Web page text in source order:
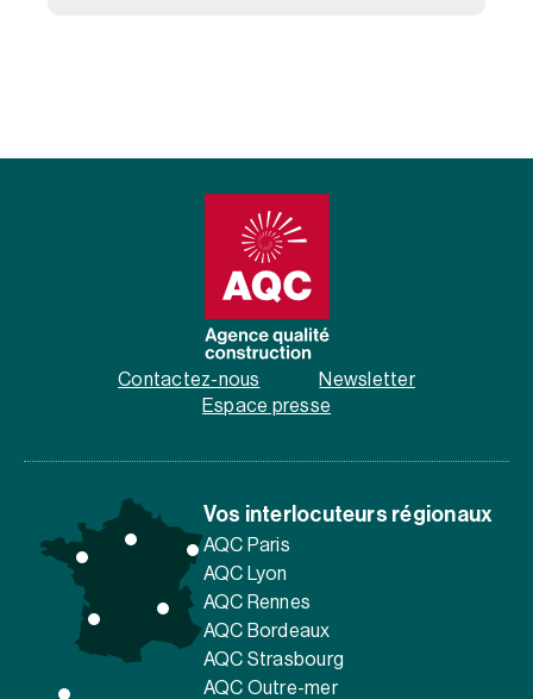
Contactez-nous
Newsletter
Espace presse
Vos interlocuteurs régionaux
AQC Paris
AQC Lyon
AQC Rennes
AQC Bordeaux
AQC Strasbourg
AQC Outre-mer